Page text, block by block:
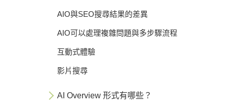
AIO與SEO搜尋結果的差異
AIO可以處理複雜問題與多步驟流程
互動式體驗
影片搜尋
AI Overview 形式有哪些？